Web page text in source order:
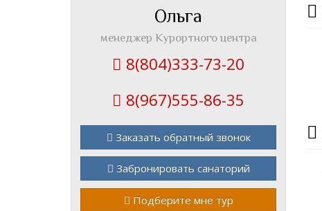
Ольга
менеджер Курортного центра
8(804)333-73-20
8(967)555-86-35
Заказать обратный звонок
Забронировать санаторий
Подберите мне тур